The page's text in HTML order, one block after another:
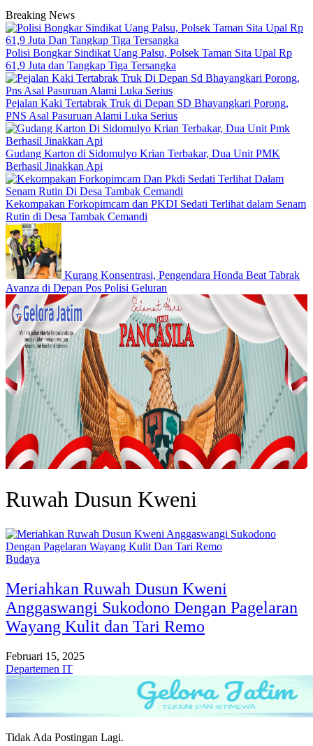
Breaking News
Polisi Bongkar Sindikat Uang Palsu, Polsek Taman Sita Upal Rp
61,9 Juta dan Tangkap Tiga Tersangka
Pejalan Kaki Tertabrak Truk di Depan SD Bhayangkari Porong,
PNS Asal Pasuruan Alami Luka Serius
Gudang Karton di Sidomulyo Krian Terbakar, Dua Unit PMK
Berhasil Jinakkan Api
Kekompakan Forkopimcam dan PKDI Sedati Terlihat dalam Senam
Rutin di Desa Tambak Cemandi
Kurang Konsentrasi, Pengendara Honda Beat Tabrak
Avanza di Depan Pos Polisi Geluran
Ruwah Dusun Kweni
Budaya
Meriahkan Ruwah Dusun Kweni
Anggaswangi Sukodono Dengan Pagelaran
Wayang Kulit dan Tari Remo
Februari 15, 2025
Departemen IT
Tidak Ada Postingan Lagi.